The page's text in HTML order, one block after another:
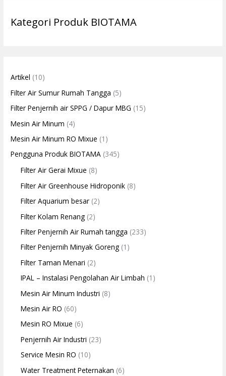
Kategori Produk BIOTAMA
Artikel (10)
Filter Air Sumur Rumah Tangga (5)
Filter Penjernih air SPPG / Dapur MBG (15)
Mesin Air Minum (4)
Mesin Air Minum RO Mixue (1)
Pengguna Produk BIOTAMA (345)
Filter Air Gerai Mixue (8)
Filter Air Greenhouse Hidroponik (8)
Filter Aquarium besar (2)
Filter Kolam Renang (2)
Filter Penjernih Air Rumah tangga (233)
Filter Penjernih Minyak Goreng (1)
Filter Taman Menari (2)
IPAL – Instalasi Pengolahan Air Limbah (1)
Mesin Air Minum Industri (8)
Mesin Air RO (60)
Mesin RO Mixue (6)
Penjernih Air Industri (23)
Service Mesin RO (10)
Water Treatment Peternakan (6)